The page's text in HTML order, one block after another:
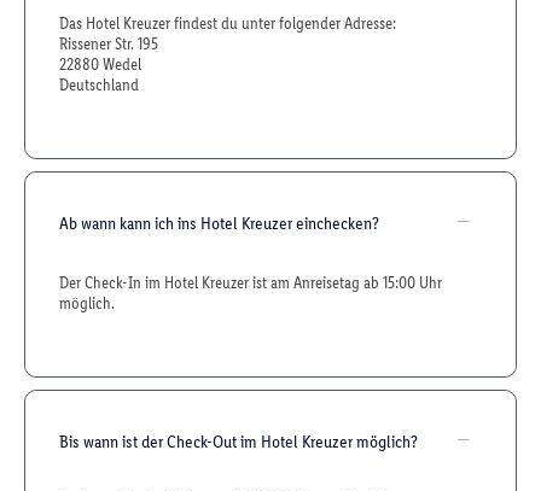
Das Hotel Kreuzer findest du unter folgender Adresse:
Rissener Str. 195
22880 Wedel
Deutschland
Ab wann kann ich ins Hotel Kreuzer einchecken?
Der Check-In im Hotel Kreuzer ist am Anreisetag ab 15:00 Uhr
möglich.
Bis wann ist der Check-Out im Hotel Kreuzer möglich?